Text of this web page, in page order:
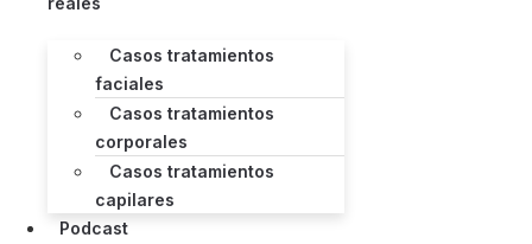
Casos tratamientos
faciales
Casos tratamientos
corporales
Casos tratamientos
capilares
Podcast